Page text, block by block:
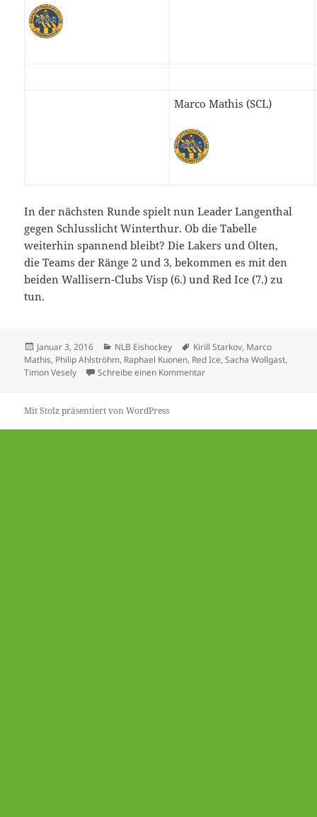
Marco Mathis (SCL)
In der nächsten Runde spielt nun Leader Langenthal
gegen Schlusslicht Winterthur. Ob die Tabelle
weiterhin spannend bleibt? Die Lakers und Olten,
die Teams der Ränge 2 und 3, bekommen es mit den
beiden Wallisern-Clubs Visp (6.) und Red Ice (7.) zu
tun.
Veröffentlicht
am
Januar 3, 2016 Kategorien
NLB Eishockey Schlagwörter
Kirill Starkov, Marco
Mathis, Philip Ahlströhm, Raphael Kuonen, Red Ice,Sacha Wollgast,
Timon Vesely
Schreibe einen Kommentarzu Kirill Starkov im Team
Mit Stolz präsentiert von WordPress